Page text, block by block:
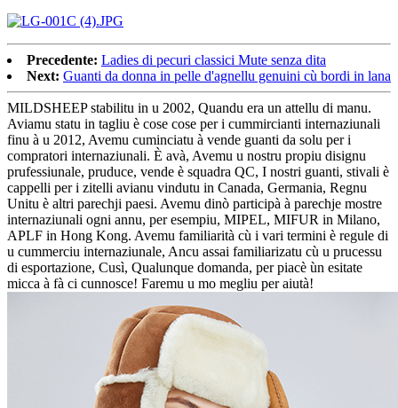
Precedente: Ladies di pecuri classici Mute senza dita
Next: Guanti da donna in pelle d'agnellu genuini cù bordi in lana
MILDSHEEP stabilitu in u 2002, Quandu era un attellu di manu.
Aviamu statu in tagliu è cose cose per i cummircianti internaziunali
finu à u 2012, Avemu cuminciatu à vende guanti da solu per i
compratori internaziunali. È avà, Avemu u nostru propiu disignu
prufessiunale, pruduce, vende è squadra QC, I nostri guanti, stivali è
cappelli per i zitelli avianu vindutu in Canada, Germania, Regnu
Unitu è ​​altri parechji paesi. Avemu dinò participà à parechje mostre
internaziunali ogni annu, per esempiu, MIPEL, MIFUR in Milano,
APLF in Hong Kong. Avemu familiarità cù i vari termini è regule di
u cummerciu internaziunale, Ancu assai familiarizatu cù u prucessu
di esportazione, Cusì, Qualunque domanda, per piacè ùn esitate
micca à fà ci cunnosce! Faremu u mo megliu per aiutà!